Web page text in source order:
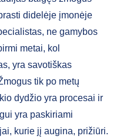
didelėje įmonėje
ne gamybos
metai, kol
yra savotiškas
tik po metų
dydžio yra procesai ir
yra paskiriami
kurie jį augina, prižiūri.